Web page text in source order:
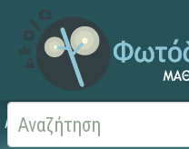
Αρχική